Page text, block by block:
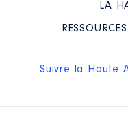
LA
Suivre la Haute